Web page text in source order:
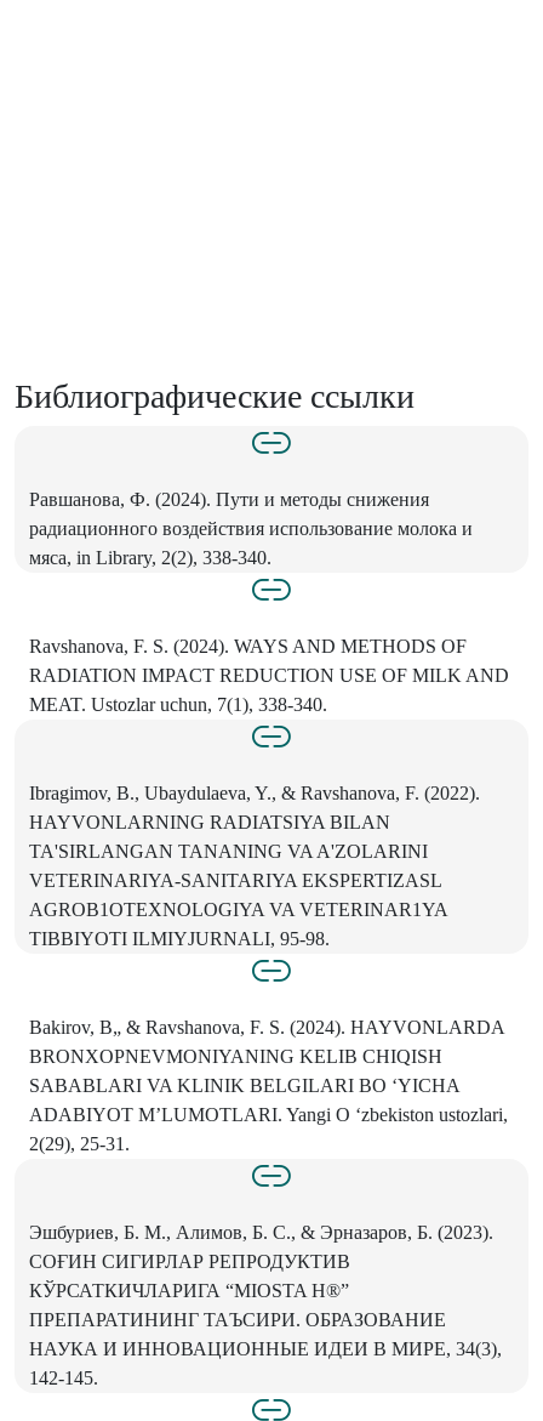
Библиографические ссылки
Равшанова, Ф. (2024). Пути и методы снижения
радиационного воздействия использование молока и
мяса, in Library, 2(2), 338-340.
Ravshanova, F. S. (2024). WAYS AND METHODS OF
RADIATION IMPACT REDUCTION USE OF MILK AND
MEAT. Ustozlar uchun, 7(1), 338-340.
Ibragimov, B., Ubaydulaeva, Y., & Ravshanova, F. (2022).
HAYVONLARNING RADIATSIYA BILAN
TA'SIRLANGAN TANANING VA A'ZOLARINI
VETERINARIYA-SANITARIYA EKSPERTIZASL
AGROB1OTEXNOLOGIYA VA VETERINAR1YA
TIBBIYOTI ILMIYJURNALI, 95-98.
Bakirov, B„ & Ravshanova, F. S. (2024). HAYVONLARDA
BRONXOPNEVMONIYANING KELIB CHIQISH
SABABLARI VA KLINIK BELGILARI BO ‘YICHA
ADABIYOT M’LUMOTLARI. Yangi О ‘zbekiston ustozlari,
2(29), 25-31.
Эшбуриев, Б. M., Алимов, Б. C., & Эрназаров, Б. (2023).
СОҒИН СИГИРЛАР РЕПРОДУКТИВ
КЎРСАТКИЧЛАРИГА “MIOSTA H®”
ПРЕПАРАТИНИНГ ТАЪСИРИ. ОБРАЗОВАНИЕ
НАУКА И ИННОВАЦИОННЫЕ ИДЕИ В МИРЕ, 34(3),
142-145.